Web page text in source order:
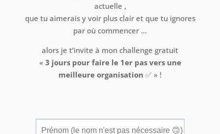
actuelle ,
que tu aimerais y voir plus clair et que tu ignores
par où commencer …
alors je t’invite à mon challenge gratuit
« 3 jours pour faire le 1er pas vers une
meilleure organisation ✅ » !